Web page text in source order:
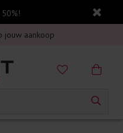
jouw aankoop
vanaf €75,-